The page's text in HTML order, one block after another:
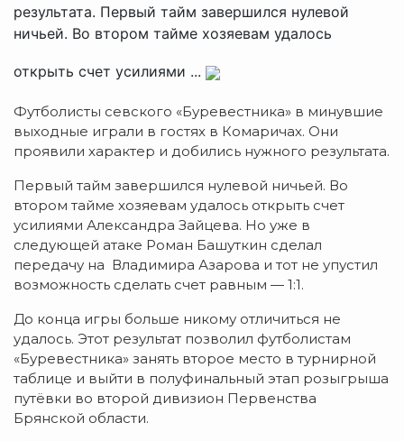
результата. Первый тайм завершился нулевой
ничьей. Во втором тайме хозяевам удалось
открыть счет усилиями ...
Футболисты севского «Буревестника» в минувшие
выходные играли в гостях в Комаричах. Они
проявили характер и добились нужного результата.
Первый тайм завершился нулевой ничьей. Во
втором тайме хозяевам удалось открыть счет
усилиями Александра Зайцева. Но уже в
следующей атаке Роман Башуткин сделал
передачу на Владимира Азарова и тот не упустил
возможность сделать счет равным — 1:1.
До конца игры больше никому отличиться не
удалось. Этот результат позволил футболистам
«Буревестника» занять второе место в турнирной
таблице и выйти в полуфинальный этап розыгрыша
путёвки во второй дивизион Первенства
Брянской области.